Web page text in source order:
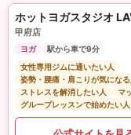
ホットヨガスタジオ
甲府店
ヨガ
駅から車で9分
女性専用ジムに通いたい人
姿勢・腰痛・肩こりが気になる
ストレスを解消したい人
マ
グループレッスンで始めたい人